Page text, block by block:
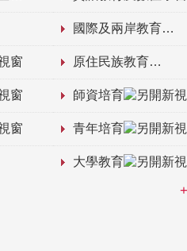
國際及兩岸教育
原住民族教育
師資培育
青年培育
大學教育